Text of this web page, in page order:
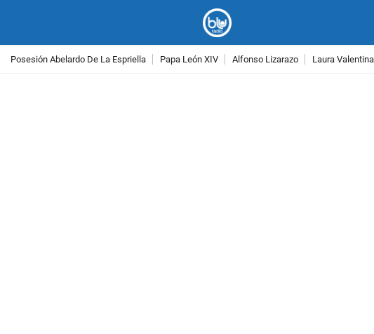
Posesión Abelardo De La Espriella Papa León XIV Alfonso Lizarazo Laura